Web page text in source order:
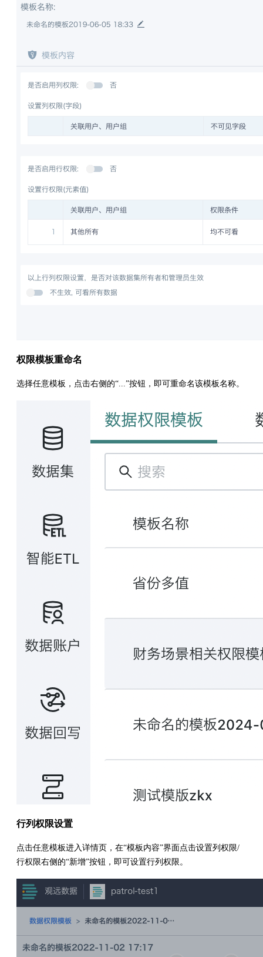
权限模板重命名
选择任意模板，点击右侧的“...”按钮，即可重命名该模板名称。
行列权限设置
点击任意模板进入详情页，在“模板内容”界面点击设置列权限/
行权限右侧的“新增”按钮，即可设置行列权限。